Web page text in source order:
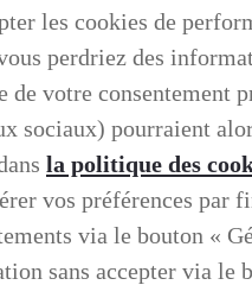
les cookies de
perdriez des
de votre consentement
sociaux) pourraient
la politique des
vos préférences par
via le bouton «
sans accepter via le